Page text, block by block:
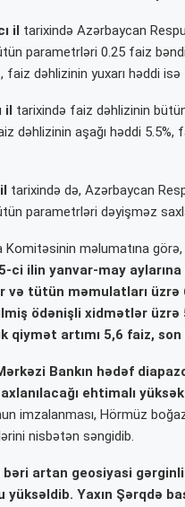
il tarixində Azərbaycan
parametrləri 0.25 faiz
faiz dəhlizinin yuxarı həddi
il tarixində faiz dəhlizinin
dəhlizinin aşağı həddi 5.5%,
tarixində də, Azərbaycan
parametrləri dəyişməz
məlumatına görə,
ci ilin yanvar-may
və tütün məmulatları üzrə
ödənişli xidmətlər üzrə
qiymət artımı 5,6 faiz,
Bankın hədəf
ehtimalı
imzalanması, Hörmüz
nisbətən səngidib.
bəri artan geosiyasi
yüksəldib. Yaxın Şərqdə